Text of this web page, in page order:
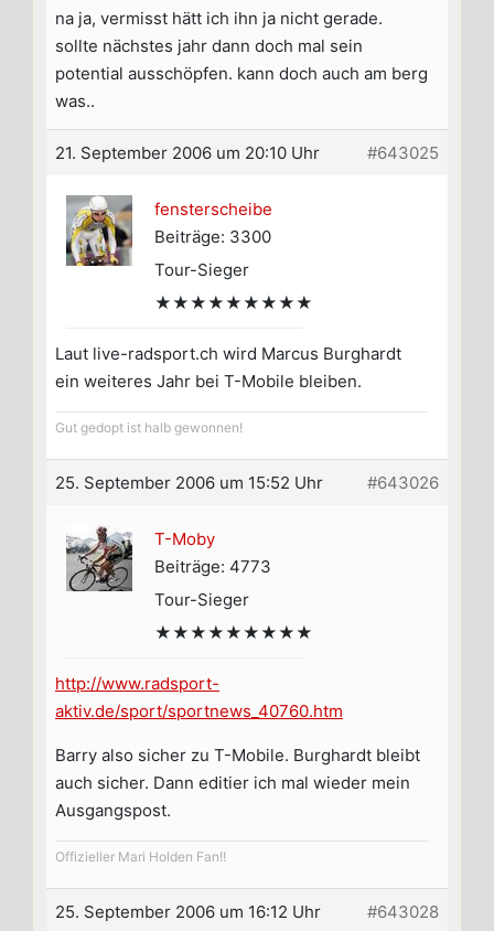
na ja, vermisst hätt ich ihn ja nicht gerade.
sollte nächstes jahr dann doch mal sein
potential ausschöpfen. kann doch auch am berg
was..
21. September 2006 um 20:10 Uhr #643025
fensterscheibe
Beiträge: 3300
Tour-Sieger
★★★★★★★★★
Laut live-radsport.ch wird Marcus Burghardt
ein weiteres Jahr bei T-Mobile bleiben.
Gut gedopt ist halb gewonnen!
25. September 2006 um 15:52 Uhr #643026
T-Moby
Beiträge: 4773
Tour-Sieger
★★★★★★★★★
http://www.radsport-
aktiv.de/sport/sportnews_40760.htm
Barry also sicher zu T-Mobile. Burghardt bleibt
auch sicher. Dann editier ich mal wieder mein
Ausgangspost.
Offizieller Mari Holden Fan!!
25. September 2006 um 16:12 Uhr #643028